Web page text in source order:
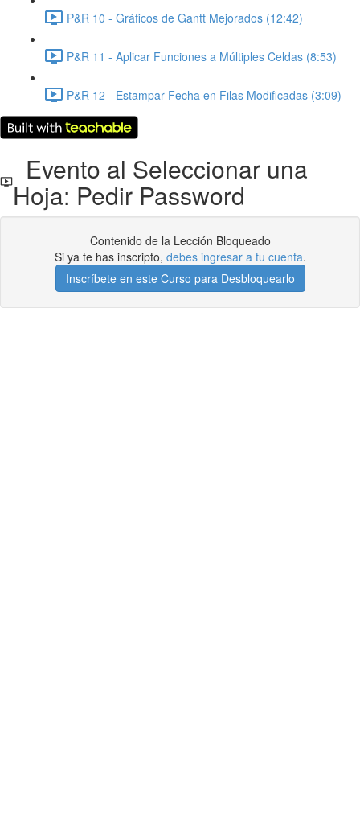
P&R 10 - Gráficos de Gantt Mejorados (12:42)
P&R 11 - Aplicar Funciones a Múltiples Celdas (8:53)
P&R 12 - Estampar Fecha en Filas Modificadas (3:09)
Evento al Seleccionar una
Hoja: Pedir Password
Contenido de la Lección Bloqueado
Si ya te has inscripto, debes ingresar a tu cuenta.
Inscríbete en este Curso para Desbloquearlo